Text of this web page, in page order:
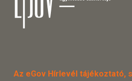
Az eGov Hírlevél tájékoztató,